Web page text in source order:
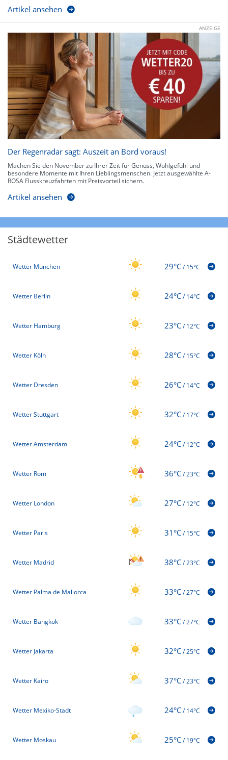
Artikel ansehen
ANZEIGE
Der Regenradar sagt: Auszeit an Bord voraus!
Machen Sie den November zu Ihrer Zeit für Genuss, Wohlgefühl und
besondere Momente mit Ihren Lieblingsmenschen. Jetzt ausgewählte A-
ROSA Flusskreuzfahrten mit Preisvorteil sichern.
Artikel ansehen
Städtewetter
Wetter München 29°C/15°C
Wetter Berlin 24°C/14°C
Wetter Hamburg 23°C/12°C
Wetter Köln 28°C/15°C
Wetter Dresden 26°C/14°C
Wetter Stuttgart 32°C/17°C
Wetter Amsterdam 24°C/12°C
Wetter Rom 36°C/23°C
Wetter London 27°C/12°C
Wetter Paris 31°C/15°C
Wetter Madrid 38°C/23°C
Wetter Palma de Mallorca 33°C/27°C
Wetter Bangkok 33°C/27°C
Wetter Jakarta 32°C/25°C
Wetter Kairo 37°C/23°C
Wetter Mexiko-Stadt 24°C/14°C
Wetter Moskau 25°C/19°C